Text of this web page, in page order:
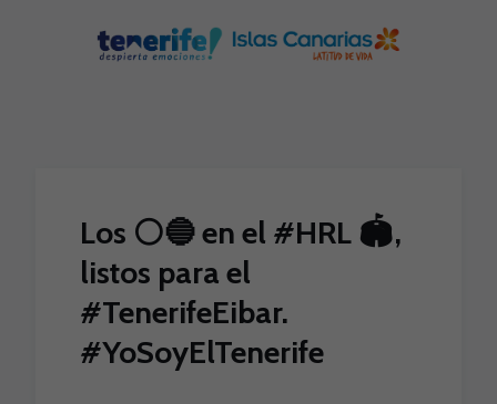
Los ⚪️🔵 en el #HRL 🏟️,
listos para el
#TenerifeEibar.
#YoSoyElTenerife